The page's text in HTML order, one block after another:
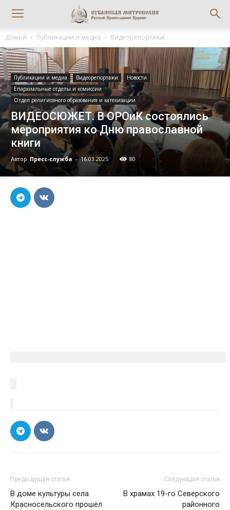
Домой Публикации и медиа Видеорепортажи
Публикации и медиа Видеорепортажи
Новости
Епархиальные отделы и комиссии
Отдел религиозного образования и катехизации
ВИДЕОСЮЖЕТ. В ОРОиК состоялись
мероприятия ко Дню православной
книги
Автор Пресс-служба - 16.03.2025 80
Предыдущая статья
В доме культуры села
Красносельского прошёл
Следующая статья
В храмах 19-го Северского
районного